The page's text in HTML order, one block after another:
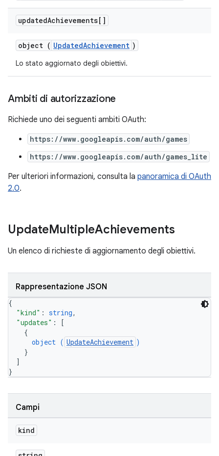
updatedAchievements[]
object ( UpdatedAchievement )
Lo stato aggiornato degli obiettivi.
Ambiti di autorizzazione
Richiede uno dei seguenti ambiti OAuth:
https://www.googleapis.com/auth/games
https://www.googleapis.com/auth/games_lite
Per ulteriori informazioni, consulta la panoramica di OAuth
2.0.
UpdateMultipleAchievements
Un elenco di richieste di aggiornamento degli obiettivi.
Rappresentazione JSON
{
"kind" : string,
"updates" :
[
{
object ( UpdateAchievement )
}
]
}
Campi
kind